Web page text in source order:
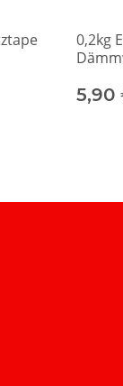
0,2kg
5,90